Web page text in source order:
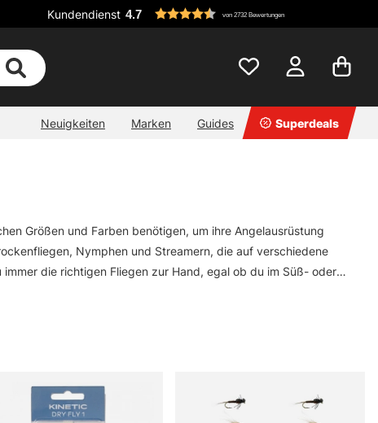
Kundendienst 4.7 von 2732 Bewertungen
Neuigkeiten Marken Guides Superdeals
Größen und Farben benötigen, um ihre Angelausrüstung
Nymphen und Streamern, die auf verschiedene
die richtigen Fliegen zur Hand, egal ob du im Süß- oder